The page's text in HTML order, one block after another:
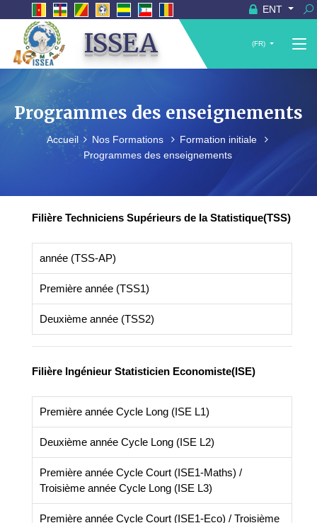
ENT
ISSEA (FR)
Programmes des enseignements
Accueil Nos Formations
Formation initiale
Programmes des enseignements
Filière Techniciens Supérieurs de la Statistique(TSS)
année (TSS-AP)
Première année (TSS1)
Deuxième année (TSS2)
Filière Ingénieur Statisticien Economiste(ISE)
Première année Cycle Long (ISE L1)
Deuxième année Cycle Long (ISE L2)
Première année Cycle Court (ISE1-Maths) /
Troisième année Cycle Long (ISE L3)
Première année Cycle Court (ISE1-Eco) / Troisième